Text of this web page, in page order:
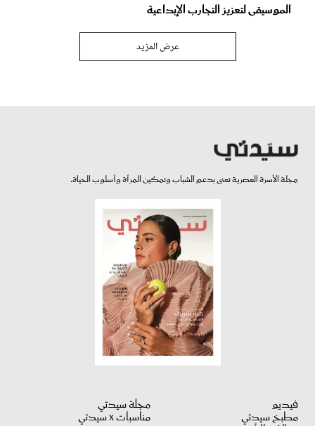
الموسيقى لتعزيز التجارب الإبداعية
عرض المزيد
مجلة الأسرة العصرية تعنى بدعم الشباب وتمكين المرأة وأسلوب الحياة.
فيديو
مطبخ سيدتي
مجلة سيدتي
مناسبات X سيدتي